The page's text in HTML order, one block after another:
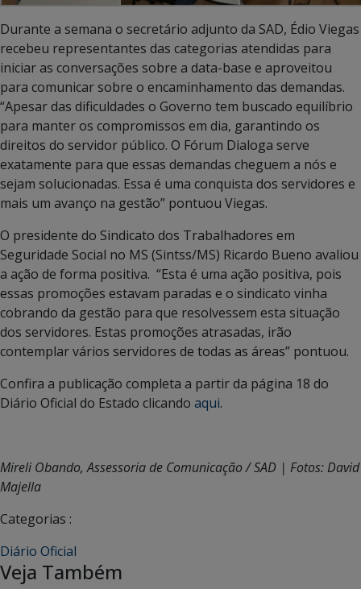
Durante a semana o secretário adjunto da SAD, Édio Viegas
recebeu representantes das categorias atendidas para
iniciar as conversações sobre a data-base e aproveitou
para comunicar sobre o encaminhamento das demandas.
“Apesar das dificuldades o Governo tem buscado equilíbrio
para manter os compromissos em dia, garantindo os
direitos do servidor público. O Fórum Dialoga serve
exatamente para que essas demandas cheguem a nós e
sejam solucionadas. Essa é uma conquista dos servidores e
mais um avanço na gestão” pontuou Viegas.
O presidente do Sindicato dos Trabalhadores em
Seguridade Social no MS (Sintss/MS) Ricardo Bueno avaliou
a ação de forma positiva. “Esta é uma ação positiva, pois
essas promoções estavam paradas e o sindicato vinha
cobrando da gestão para que resolvessem esta situação
dos servidores. Estas promoções atrasadas, irão
contemplar vários servidores de todas as áreas” pontuou.
Confira a publicação completa a partir da página 18 do
Diário Oficial do Estado clicando aqui.
Mireli Obando, Assessoria de Comunicação / SAD | Fotos: David
Majella
Categorias :
Diário Oficial
Veja Também